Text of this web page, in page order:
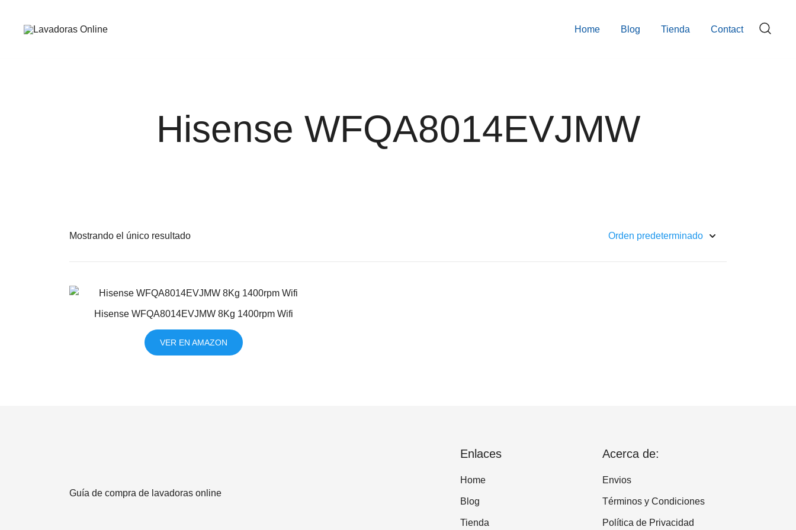
contenido
Home Blog Tienda Contact
Hisense WFQA8014EVJMW
Mostrando el único resultado
Hisense WFQA8014EVJMW 8Kg 1400rpm Wifi
VER EN AMAZON
Guía de compra de lavadoras online
Enlaces
Home
Blog
Tienda
Acerca de:
Envios
Términos y Condiciones
Política de Privacidad